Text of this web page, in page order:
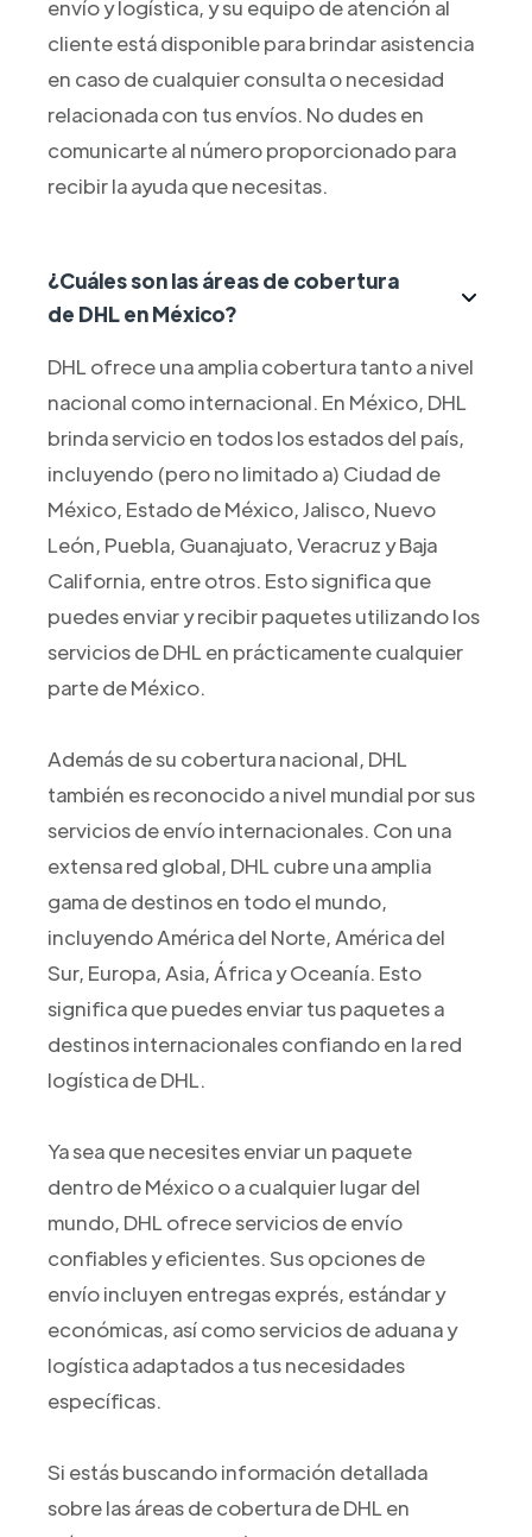
envío y logística, y su equipo de atención al
cliente está disponible para brindar asistencia
en caso de cualquier consulta o necesidad
relacionada con tus envíos. No dudes en
comunicarte al número proporcionado para
recibir la ayuda que necesitas.
¿Cuáles son las áreas de cobertura
de DHL en México?
DHL ofrece una amplia cobertura tanto a nivel
nacional como internacional. En México, DHL
brinda servicio en todos los estados del país,
incluyendo (pero no limitado a) Ciudad de
México, Estado de México, Jalisco, Nuevo
León, Puebla, Guanajuato, Veracruz y Baja
California, entre otros. Esto significa que
puedes enviar y recibir paquetes utilizando los
servicios de DHL en prácticamente cualquier
parte de México.
Además de su cobertura nacional, DHL
también es reconocido a nivel mundial por sus
servicios de envío internacionales. Con una
extensa red global, DHL cubre una amplia
gama de destinos en todo el mundo,
incluyendo América del Norte, América del
Sur, Europa, Asia, África y Oceanía. Esto
significa que puedes enviar tus paquetes a
destinos internacionales confiando en la red
logística de DHL.
Ya sea que necesites enviar un paquete
dentro de México o a cualquier lugar del
mundo, DHL ofrece servicios de envío
confiables y eficientes. Sus opciones de
envío incluyen entregas exprés, estándar y
económicas, así como servicios de aduana y
logística adaptados a tus necesidades
específicas.
Si estás buscando información detallada
sobre las áreas de cobertura de DHL en